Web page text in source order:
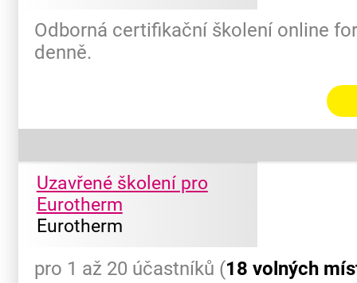
Odborná certifikační školení online
denně.
Uzavřené školení pro
Eurotherm
Eurotherm
pro 1 až 20 účastníků (18 volných